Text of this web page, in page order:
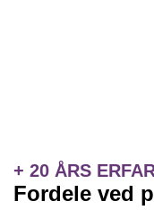
+ 20 ÅRS
Fordele ved